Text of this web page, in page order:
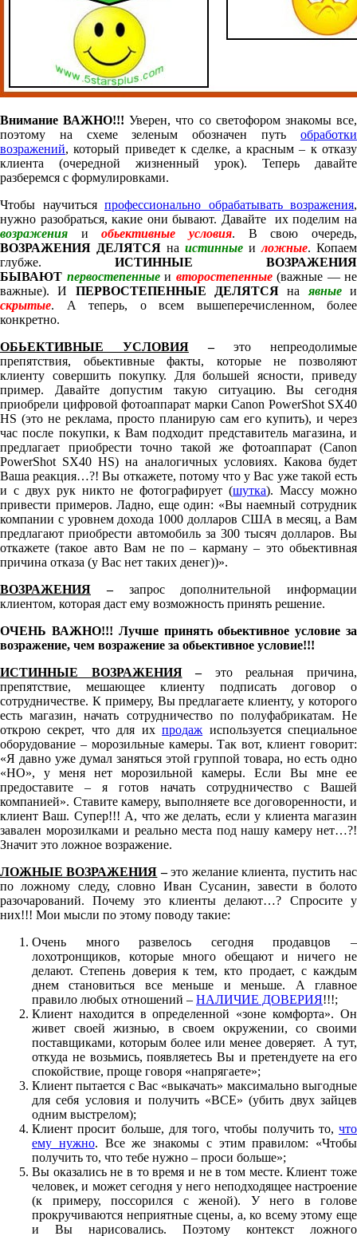
Внимание ВАЖНО!!! Уверен, что со светофором знакомы все,
поэтому на схеме зеленым обозначен путь обработки
возражений, который приведет к сделке, а красным – к отказу
клиента (очередной жизненный урок). Теперь давайте
разберемся с формулировками.
Чтобы научиться профессионально обрабатывать возражения,
нужно разобраться, какие они бывают. Давайте их поделим на
возражения иобьективные условия. В свою очередь,
ВОЗРАЖЕНИЯ ДЕЛЯТСЯ на истинные иложные. Копаем
глубже. ИСТИННЫЕ ВОЗРАЖЕНИЯ
БЫВАЮТ первостепенныеи второстепенные(важные — не
важные). И ПЕРВОСТЕПЕННЫЕ ДЕЛЯТСЯ на явныеи
скрытые. А теперь, о всем вышеперечисленном, более
конкретно.
ОБЬЕКТИВНЫЕ УСЛОВИЯ – это непреодолимые
препятствия, обьективные факты, которые не позволяют
клиенту совершить покупку. Для большей ясности, приведу
пример. Давайте допустим такую ситуацию. Вы сегодня
приобрели цифровой фотоаппарат марки Canon PowerShot SX40
HS (это не реклама, просто планирую сам его купить), и через
час после покупки, к Вам подходит представитель магазина, и
предлагает приобрести точно такой же фотоаппарат (Canon
PowerShot SX40 HS) на аналогичных условиях. Какова будет
Ваша реакция…?! Вы откажете, потому что у Вас уже такой есть
и с двух рук никто не фотографирует (шутка). Массу можно
привести примеров. Ладно, еще один: «Вы наемный сотрудник
компании с уровнем дохода 1000 долларов США в месяц, а Вам
предлагают приобрести автомобиль за 300 тысяч долларов. Вы
откажете (такое авто Вам не по – карману – это обьективная
причина отказа (у Вас нет таких денег))».
ВОЗРАЖЕНИЯ – запрос дополнительной информации
клиентом, которая даст ему возможность принять решение.
ОЧЕНЬ ВАЖНО!!! Лучше принять обьективное условие за
возражение, чем возражение за обьективное условие!!!
ИСТИННЫЕ ВОЗРАЖЕНИЯ– это реальная причина,
препятствие, мешающее клиенту подписать договор о
сотрудничестве. К примеру, Вы предлагаете клиенту, у которого
есть магазин, начать сотрудничество по полуфабрикатам. Не
открою секрет, что для ихпродаж используется специальное
оборудование – морозильные камеры. Так вот, клиент говорит:
«Я давно уже думал заняться этой группой товара, но есть одно
«НО», у меня нет морозильной камеры. Если Вы мне ее
предоставите – я готов начать сотрудничество с Вашей
компанией». Ставите камеру, выполняете все договоренности, и
клиент Ваш. Супер!!! А, что же делать, если у клиента магазин
завален морозилками и реально места под нашу камеру нет…?!
Значит это ложное возражение.
ЛОЖНЫЕ ВОЗРАЖЕНИЯ –это желание клиента, пустить нас
по ложному следу, словно Иван Сусанин, завести в болото
разочарований. Почему это клиенты делают…? Спросите у
них!!! Мои мысли по этому поводу такие:
Очень много развелось сегодня продавцов –
лохотронщиков, которые много обещают и ничего не
делают. Степень доверия к тем, кто продает, с каждым
днем становиться все меньше и меньше. А главное
правило любых отношений – НАЛИЧИЕ ДОВЕРИЯ!!!;
Клиент находится в определенной «зоне комфорта». Он
живет своей жизнью, в своем окружении, со своими
поставщиками, которым более или менее доверяет. А тут,
откуда не возьмись, появляетесь Вы и претендуете на его
спокойствие, проще говоря «напрягаете»;
Клиент пытается с Вас «выкачать» максимально выгодные
для себя условия и получить «ВСЕ» (убить двух зайцев
одним выстрелом);
Клиент просит больше, для того, чтобы получить то, что
ему нужно. Все же знакомы с этим правилом: «Чтобы
получить то, что тебе нужно – проси больше»;
Вы оказались не в то время и не в том месте. Клиент тоже
человек, и может сегодня у него неподходящее настроение
(к примеру, поссорился с женой). У него в голове
прокручиваются неприятные сцены, а, ко всему этому еще
и Вы нарисовались. Поэтому контекст ложного